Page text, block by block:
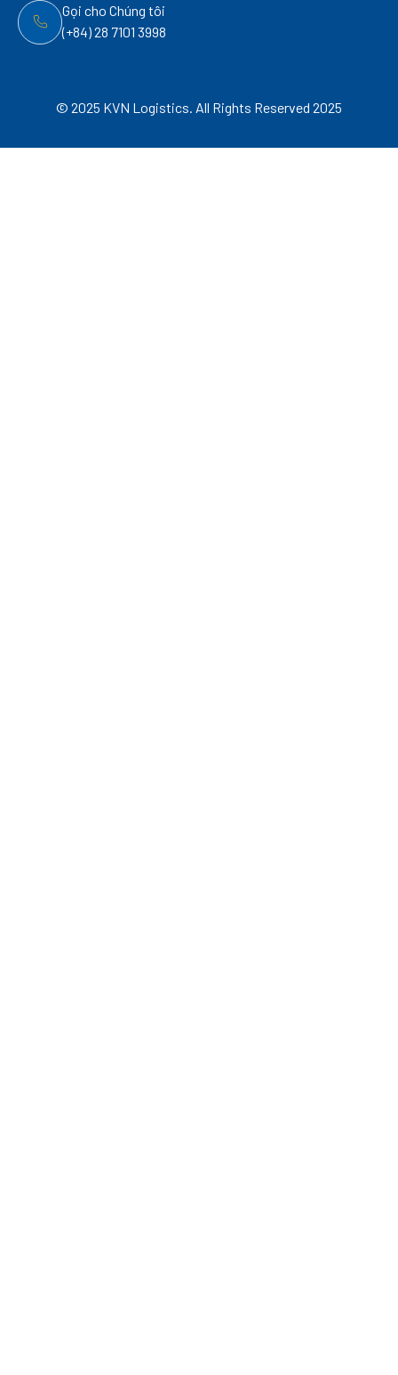
Gọi cho Chúng tôi
(+84) 28 7101 3998
© 2025 KVN Logistics. All Rights Reserved 2025